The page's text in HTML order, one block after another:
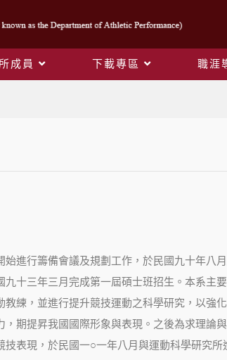
成員 下載專區 職涯
始進行籌備會議及規劃工作，於民國九十年八
九十三年三月完成第一屆碩士班招生。本系主
教練，並進行提升競技運動之科學研究，以強
，期提昇我國國際形象與表現。之後為求理論
技表現，於民國一○一年八月與運動科學研究所